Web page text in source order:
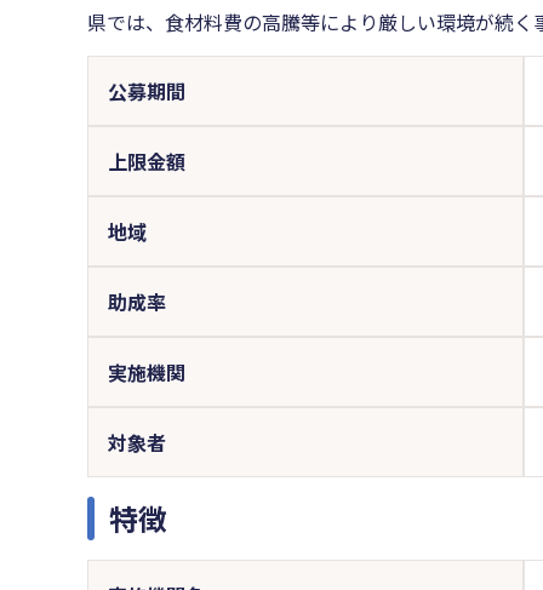
県では、食材料費の高騰等により厳しい環境が続
公募期間
上限金額
地域
助成率
実施機関
対象者
特徴